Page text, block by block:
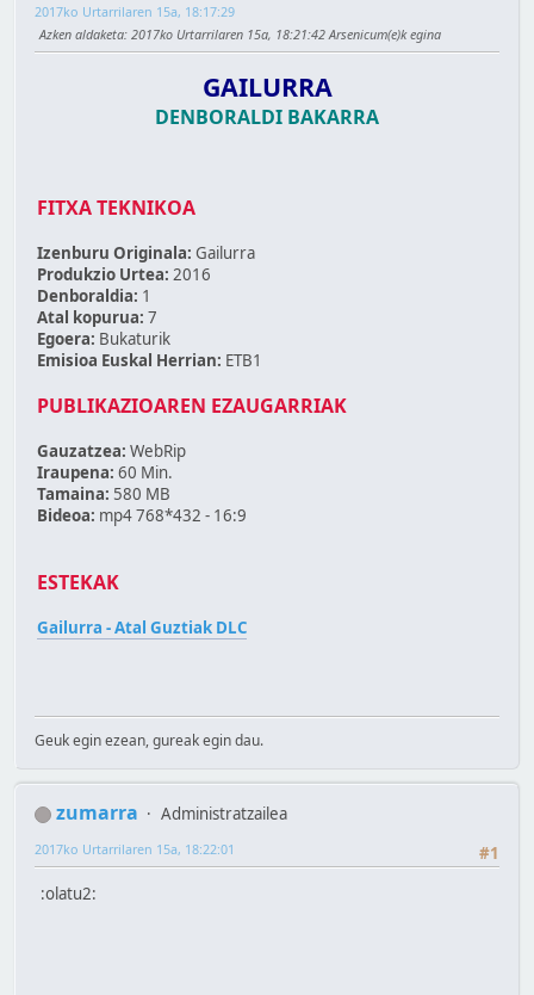
2017ko Urtarrilaren 15a, 18:17:29
Azken aldaketa: 2017ko Urtarrilaren 15a, 18:21:42 Arsenicum(e)k egina
GAILURRA
DENBORALDI BAKARRA
FITXA TEKNIKOA
Izenburu Originala: Gailurra
Produkzio Urtea: 2016
Denboraldia: 1
Atal kopurua: 7
Egoera: Bukaturik
Emisioa Euskal Herrian: ETB1
PUBLIKAZIOAREN EZAUGARRIAK
Gauzatzea: WebRip
Iraupena: 60 Min.
Tamaina: 580 MB
Bideoa: mp4 768*432 - 16:9
ESTEKAK
Gailurra - Atal Guztiak DLC
Geuk egin ezean, gureak egin dau.
zumarra
Administratzailea
#1
2017ko Urtarrilaren 15a, 18:22:01
:olatu2: